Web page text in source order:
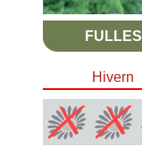
FULLES
Hivern